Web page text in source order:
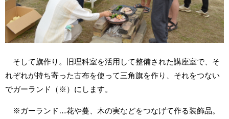
そして旗作り。旧理科室を活用して整備された講座室で、そ
れぞれが持ち寄った古布を使って三角旗を作り、それをつない
でガーランド（※）にします。
※ガーランド…花や蔓、木の実などをつなげて作る装飾品。